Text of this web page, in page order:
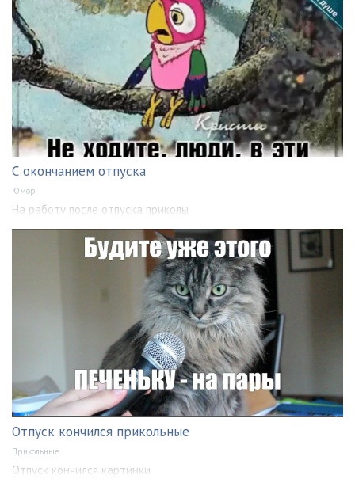
С окончанием отпуска
Юмор
На работу после отпуска приколы
Отпуск кончился прикольные
Прикольные
Отпуск кончился картинки